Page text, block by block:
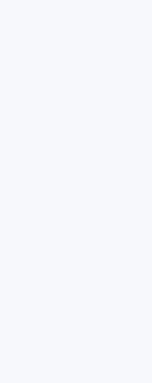
-
09
skin/frontend/sabin/default/
skin/frontend/sabin/default/